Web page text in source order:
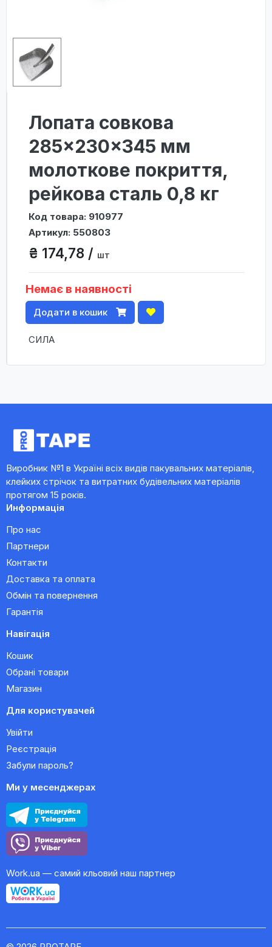
Лопата совкова
285×230×345 мм
молоткове покриття,
рейкова сталь 0,8 кг
Код товара: 910977
Артикул: 550803
₴ 174,78 / шт
Немає в наявності
Додати в кошик
СИЛА
Виробник №1 в Україні всіх видів пакувальних матеріалів,
клейких стрічок та витратних будівельних матеріалів
протягом 15 років.
Информація
Про нас
Партнери
Контакти
Доставка та оплата
Обмін та повернення
Гарантія
Навігація
Кошик
Обрані товари
Магазин
Для користувачей
Увійти
Реєстрація
Забули пароль?
Ми у месенджерах
Work.ua — самий кльовий наш партнер